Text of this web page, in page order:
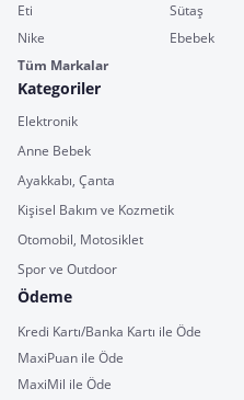
Eti
Sütaş
Nike
Ebebek
Tüm Markalar
Kategoriler
Elektronik
Anne Bebek
Ayakkabı, Çanta
Kişisel Bakım ve Kozmetik
Otomobil, Motosiklet
Spor ve Outdoor
Ödeme
Kredi Kartı/Banka Kartı ile Öde
MaxiPuan ile Öde
MaxiMil ile Öde